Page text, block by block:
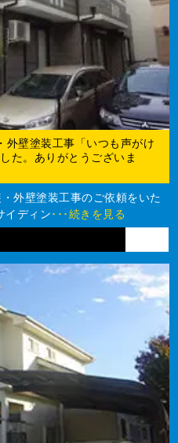
外壁塗装工事「いつも声がけ
た。ありがとうございま
外壁塗装工事のご依頼をいた
イディン･･･続きを見る